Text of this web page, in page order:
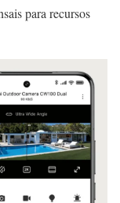
para recursos